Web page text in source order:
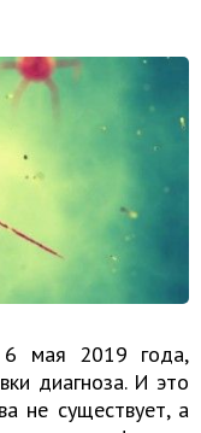
6 мая 2019 года,
диагноза. И это
не существует, а